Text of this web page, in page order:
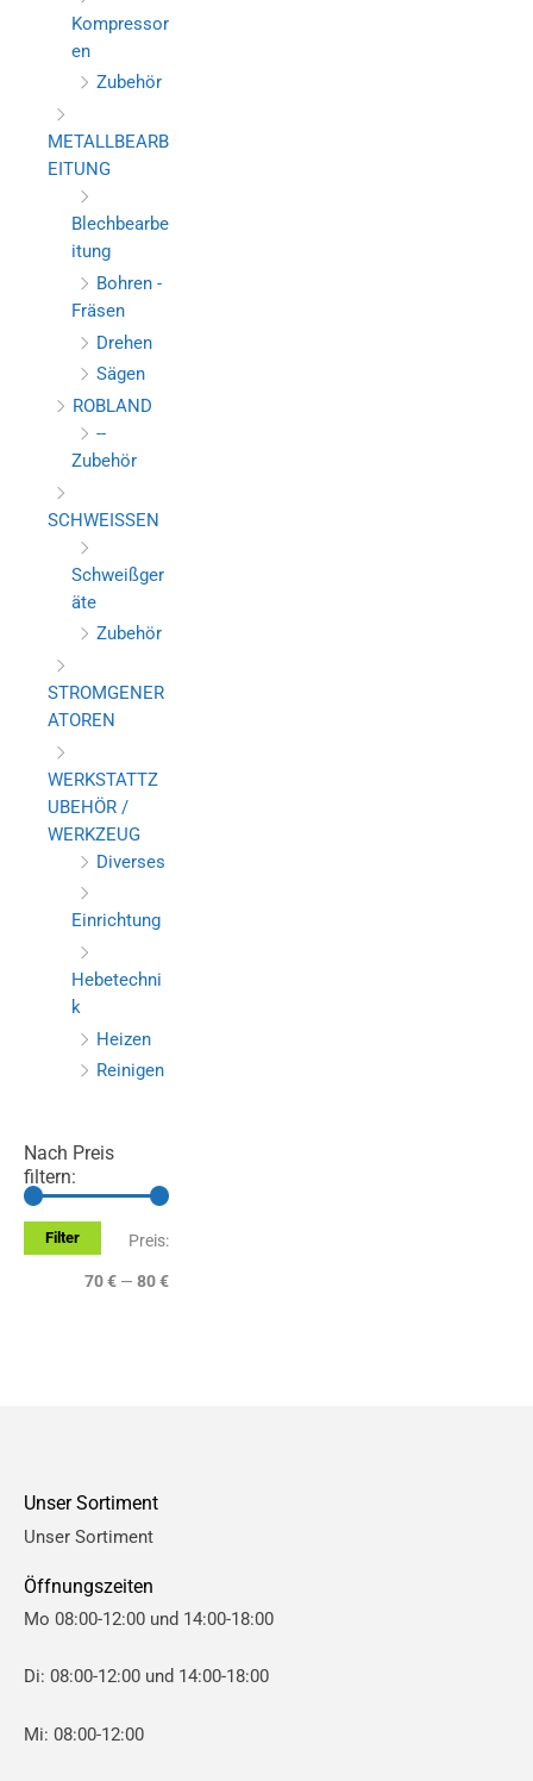
Kompressor
en
Zubehör
METALLBEARB
EITUNG
Blechbearbe
itung
Bohren -
Fräsen
Drehen
Sägen
ROBLAND
--
Zubehör
SCHWEISSEN
Schweißger
äte
Zubehör
STROMGENER
ATOREN
WERKSTATTZ
UBEHÖR /
WERKZEUG
Diverses
Einrichtung
Hebetechni
k
Heizen
Reinigen
Nach Preis
filtern:
M
i
M
a
Filter
Preis:
70 € —80 €
Unser Sortiment
Unser Sortiment
Öffnungszeiten
Mo 08:00-12:00 und 14:00-18:00
Di: 08:00-12:00 und 14:00-18:00
Mi: 08:00-12:00